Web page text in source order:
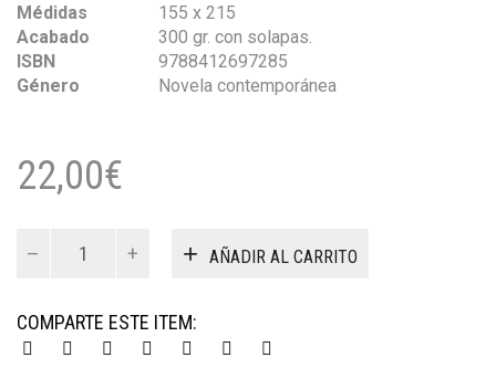
Médidas
155 x 215
Acabado
300 gr. con solapas.
ISBN
9788412697285
Género
Novela contemporánea
22,00€
cantidad
AÑADIR AL CARRITO
COMPARTE ESTE ITEM: